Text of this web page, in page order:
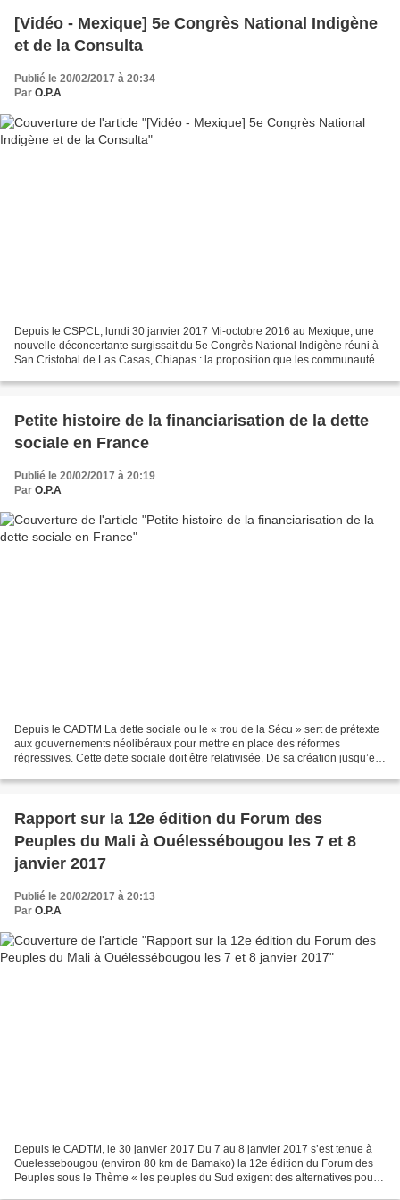
[Vidéo - Mexique] 5e Congrès National Indigène
et de la Consulta
Publié le 20/02/2017 à 20:34
Par O.P.A
Depuis le CSPCL, lundi 30 janvier 2017 Mi-octobre 2016 au Mexique, une
nouvelle déconcertante surgissait du 5e Congrès National Indigène réuni à
San Cristobal de Las Casas, Chiapas : la proposition que les communautés
Petite histoire de la financiarisation de la dette
sociale en France
Publié le 20/02/2017 à 20:19
Par O.P.A
Depuis le CADTM La dette sociale ou le « trou de la Sécu » sert de prétexte
aux gouvernements néolibéraux pour mettre en place des réformes
régressives. Cette dette sociale doit être relativisée. De sa création jusqu’en
Rapport sur la 12e édition du Forum des
Peuples du Mali à Ouélessébougou les 7 et 8
janvier 2017
Publié le 20/02/2017 à 20:13
Par O.P.A
Depuis le CADTM, le 30 janvier 2017 Du 7 au 8 janvier 2017 s’est tenue à
Ouelessebougou (environ 80 km de Bamako) la 12e édition du Forum des
Peuples sous le Thème « les peuples du Sud exigent des alternatives pour